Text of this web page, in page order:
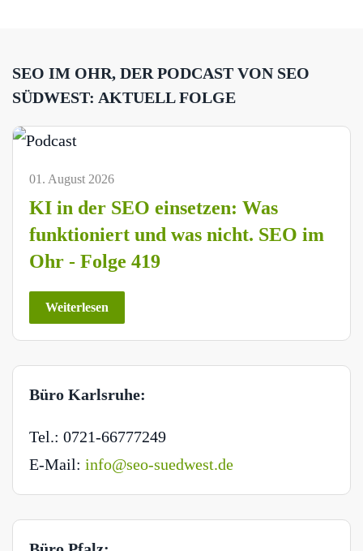
SEO IM OHR, DER PODCAST VON SEO
SÜDWEST: AKTUELL FOLGE
01. August 2026
KI in der SEO einsetzen: Was
funktioniert und was nicht. SEO im
Ohr - Folge 419
Weiterlesen
Büro Karlsruhe:
Tel.: 0721-66777249
E-Mail: info@seo-suedwest.de